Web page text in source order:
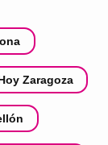
Zaragoza